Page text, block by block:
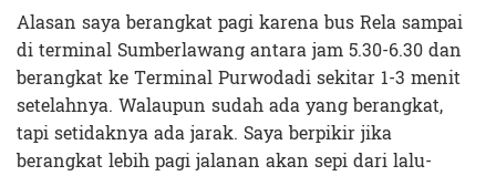
Alasan saya berangkat pagi karena bus Rela sampai
di terminal Sumberlawang antara jam 5.30-6.30 dan
berangkat ke Terminal Purwodadi sekitar 1-3 menit
setelahnya. Walaupun sudah ada yang berangkat,
tapi setidaknya ada jarak. Saya berpikir jika
berangkat lebih pagi jalanan akan sepi dari lalu-